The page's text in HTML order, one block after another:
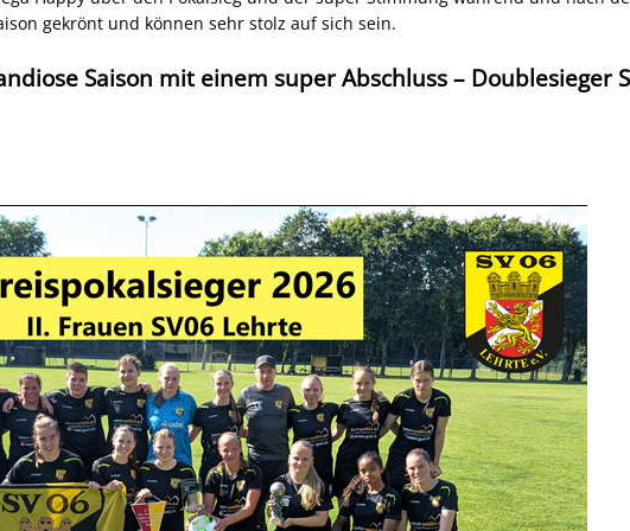
gekrönt und können sehr stolz auf sich sein.
Saison mit einem super Abschluss – Doublesieger